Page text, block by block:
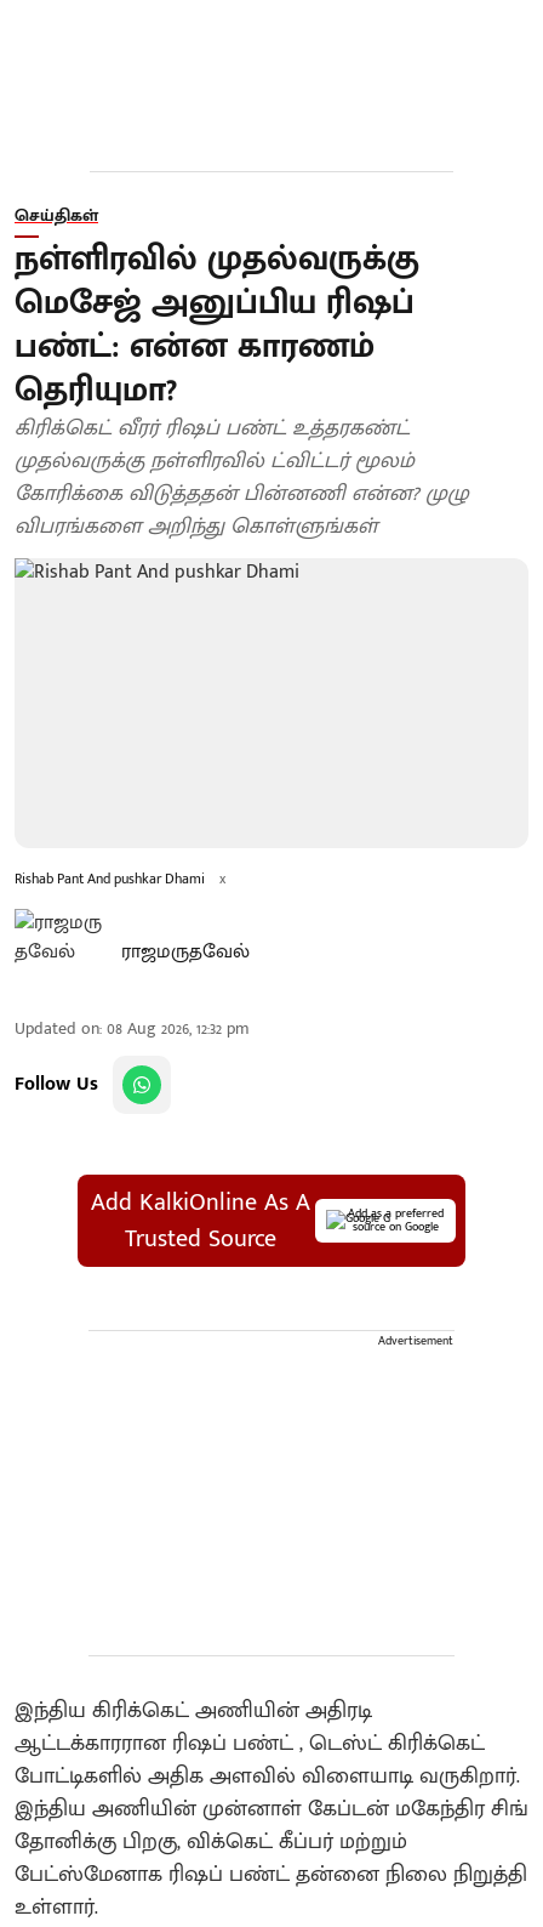
செய்திகள்
நள்ளிரவில் முதல்வருக்கு
மெசேஜ் அனுப்பிய ரிஷப்
பண்ட்: என்ன காரணம்
தெரியுமா?
கிரிக்கெட் வீரர் ரிஷப் பண்ட் உத்தரகண்ட்
முதல்வருக்கு நள்ளிரவில் ட்விட்டர் மூலம்
கோரிக்கை விடுத்ததன் பின்னணி என்ன? முழு
விபரங்களை அறிந்து கொள்ளுங்கள்
Rishab Pant And pushkar Dhami x
ராஜமருதவேல்
Updated on:08 Aug 2026, 12:32 pm
Follow Us
Add KalkiOnline As A
Trusted Source
Add as a preferred
source on Google
Advertisement
இந்திய கிரிக்கெட் அணியின் அதிரடி
ஆட்டக்காரரான ரிஷப் பண்ட் , டெஸ்ட் கிரிக்கெட்
போட்டிகளில் அதிக அளவில் விளையாடி வருகிறார்.
இந்திய அணியின் முன்னாள் கேப்டன் மகேந்திர சிங்
தோனிக்கு பிறகு, விக்கெட் கீப்பர் மற்றும்
பேட்ஸ்மேனாக ரிஷப் பண்ட் தன்னை நிலை நிறுத்தி
உள்ளார்.